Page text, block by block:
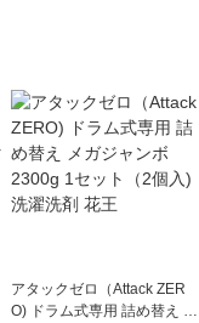
アタックゼロ（Attack ZER
O) ドラム式専用 詰め替え メ